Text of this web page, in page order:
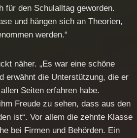
für den Schulalltag geworden.
und hängen sich an Theorien,
werden.“
näher. „Es war eine schöne
erwähnt die Unterstützung, die er
Seiten erfahren habe.
Freude zu sehen, dass aus den
ist“. Vor allem die zehnte Klasse
bei Firmen und Behörden. Ein